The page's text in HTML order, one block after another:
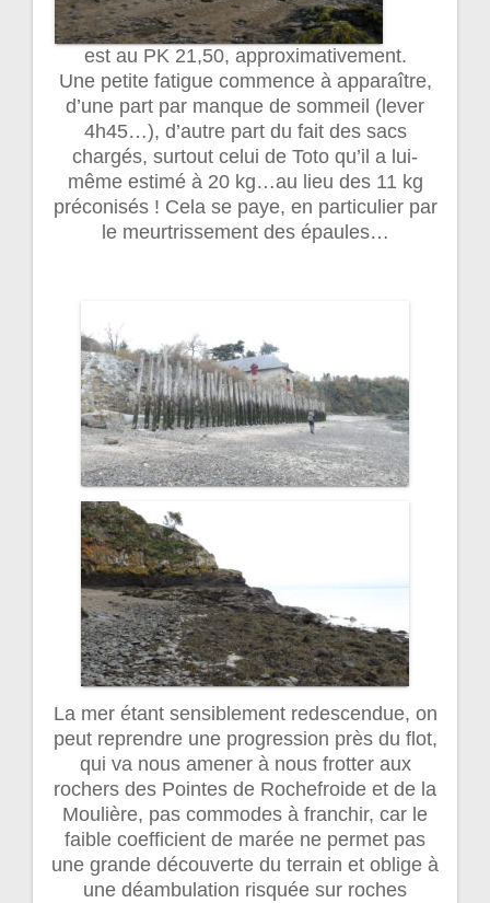
est au PK 21,50, approximativement.
Une petite fatigue commence à apparaître,
d’une part par manque de sommeil (lever
4h45…), d’autre part du fait des sacs
chargés, surtout celui de Toto qu’il a lui-
même estimé à 20 kg…au lieu des 11 kg
préconisés ! Cela se paye, en particulier par
le meurtrissement des épaules…
La mer étant sensiblement redescendue, on
peut reprendre une progression près du flot,
qui va nous amener à nous frotter aux
rochers des Pointes de Rochefroide et de la
Moulière, pas commodes à franchir, car le
faible coefficient de marée ne permet pas
une grande découverte du terrain et oblige à
une déambulation risquée sur roches